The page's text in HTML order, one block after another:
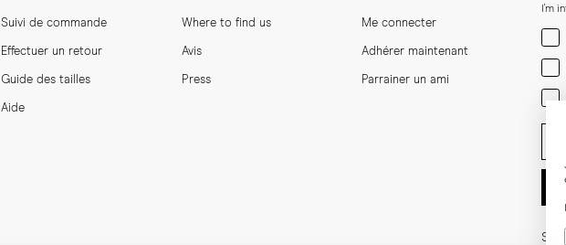
Suivi de commande
Effectuer un retour
Guide des tailles
Aide
Where to find us
Avis
Press
Me connecter
Adhérer maintenant
Parrainer un ami
I'm